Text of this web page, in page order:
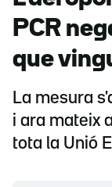
PCR
que
La mesura
i ara mateix
tota la Unió